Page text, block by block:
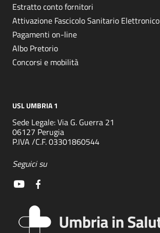
Estratto conto fornitori
Attivazione Fascicolo Sanitario Elettronico
Pagamenti on-line
Albo Pretorio
Concorsi e mobilità
USL UMBRIA 1
Sede Legale: Via G. Guerra 21
06127 Perugia
P.IVA /C.F. 03301860544
Seguici su